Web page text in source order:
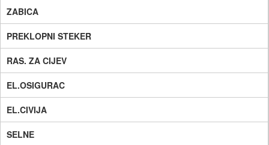
ZABICA
PREKLOPNI STEKER
RAS. ZA CIJEV
EL.OSIGURAC
EL.CIVIJA
SELNE